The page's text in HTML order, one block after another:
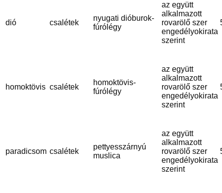
dió csalétek
nyugati dióburok-
fúrólégy
az együtt
alkalmazott
rovarölő szer
engedélyokirata
szerint
homoktövis csalétek
homoktövis-
fúrólégy
az együtt
alkalmazott
rovarölő szer
engedélyokirata
szerint
paradicsom csalétek
pettyesszárnyú
muslica
az együtt
alkalmazott
rovarölő szer
engedélyokirata
szerint